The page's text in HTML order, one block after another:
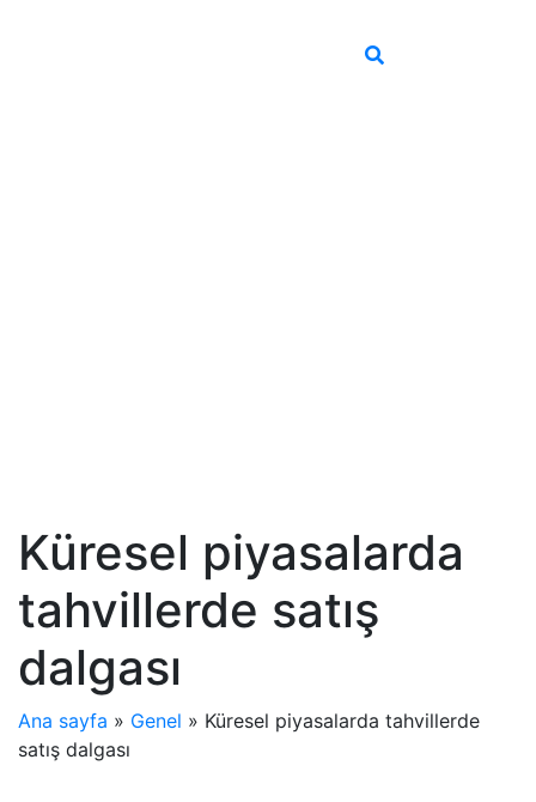
Küresel piyasalarda
tahvillerde satış
dalgası
Ana sayfa » Genel » Küresel piyasalarda tahvillerde
satış dalgası